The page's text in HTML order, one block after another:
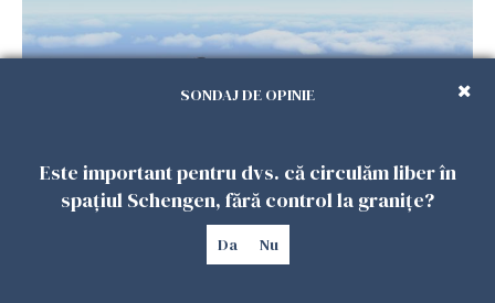
Încă o dronă a fost doborâtă de un F-16
românesc după ce a intrat ilegal în spațiul
SONDAJ DE OPINIE
Este important pentru dvs. că circulăm liber în
spațiul Schengen, fără control la granițe?
Da Nu